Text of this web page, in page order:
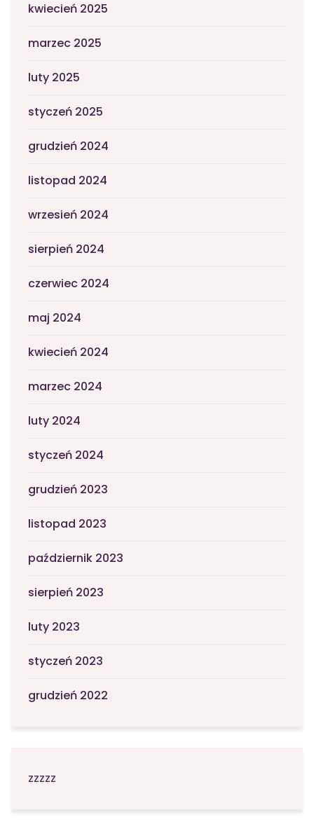
kwiecień 2025
marzec 2025
luty 2025
styczeń 2025
grudzień 2024
listopad 2024
wrzesień 2024
sierpień 2024
czerwiec 2024
maj 2024
kwiecień 2024
marzec 2024
luty 2024
styczeń 2024
grudzień 2023
listopad 2023
październik 2023
sierpień 2023
luty 2023
styczeń 2023
grudzień 2022
zzzzz